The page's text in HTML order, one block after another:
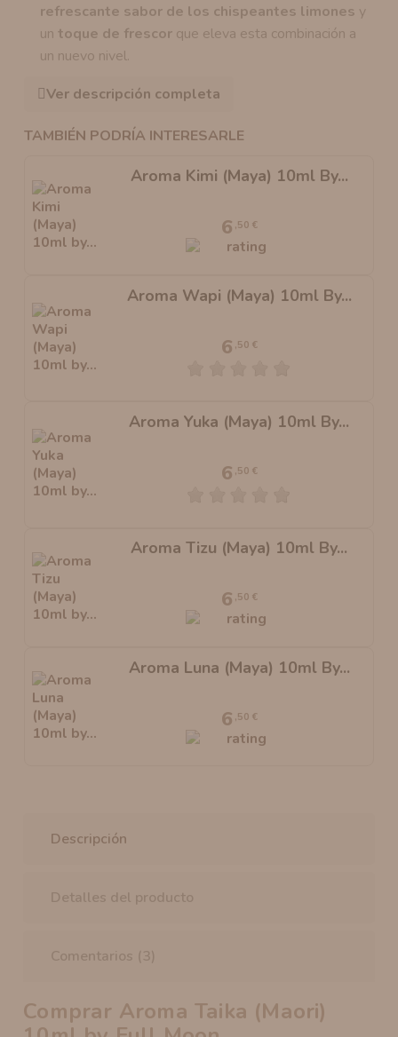
refrescante sabor de los chispeantes limones y
un toque de frescor que eleva esta combinación a
un nuevo nivel.
Ver descripción completa
TAMBIÉN PODRÍA INTERESARLE
Aroma Kimi (Maya) 10ml By...
6 ,50 €
Aroma Wapi (Maya) 10ml By...
6 ,50 €
Aroma Yuka (Maya) 10ml By...
6 ,50 €
Aroma Tizu (Maya) 10ml By...
6 ,50 €
Aroma Luna (Maya) 10ml By...
6 ,50 €
Descripción
Detalles del producto
Comentarios (3)
Comprar Aroma Taika (Maori)